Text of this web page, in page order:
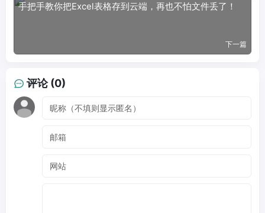
手把手教你把Excel表格存到云端，再也不怕文件丢了！
下一篇
评论 (0)